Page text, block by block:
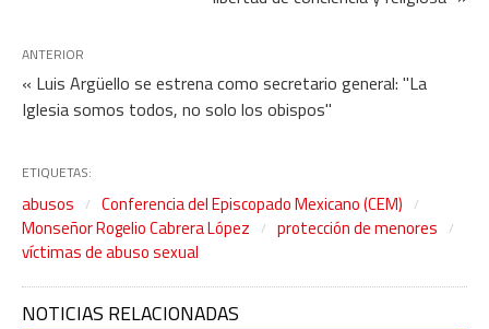
ANTERIOR
« Luis Argüello se estrena como secretario general: "La
Iglesia somos todos, no solo los obispos"
ETIQUETAS:
abusos
Conferencia del Episcopado Mexicano (CEM)
Monseñor Rogelio Cabrera López
protección de menores
víctimas de abuso sexual
NOTICIAS RELACIONADAS